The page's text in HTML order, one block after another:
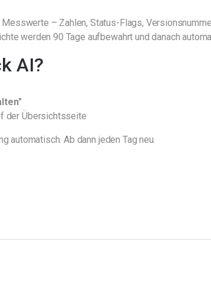
– Zahlen, Status-Flags,
werden 90 Tage aufbewahrt und danach
AI?
der Übersichtsseite
automatisch. Ab dann jeden Tag neu.